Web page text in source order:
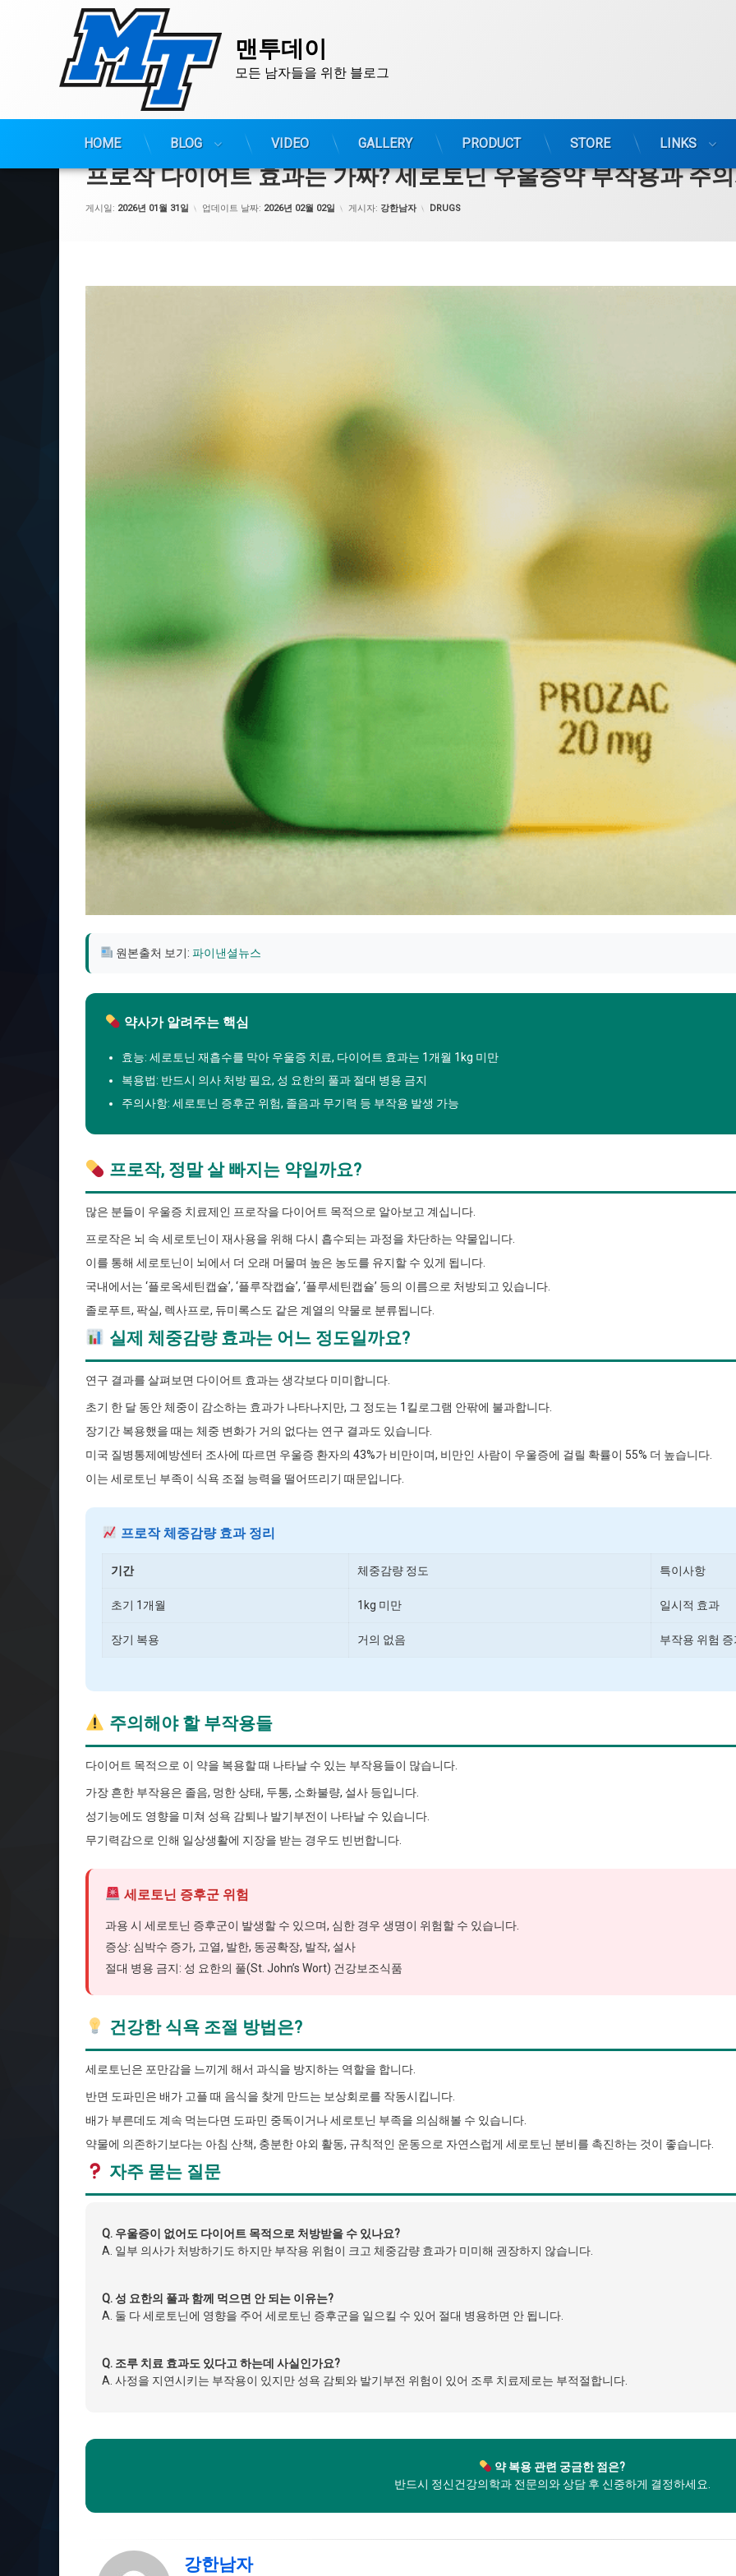
맨투데이
모든 남자들을 위한 블로그
HOME BLOG VIDEO GALLERY PRODUCT STORE LINKS
프로작 다이어트 효과는 가짜? 세로토닌 우울증약 부작용과 주
게시일: 2026년 01월 31일 업데이트 날짜: 2026년 02월 02일 게시자: 강한남자 카테고리:
DRUGS
원본출처 보기: 파이낸셜뉴스
약사가 알려주는 핵심
효능: 세로토닌 재흡수를 막아 우울증 치료, 다이어트 효과는 1개월 1kg 미만
복용법: 반드시 의사 처방 필요, 성 요한의 풀과 절대 병용 금지
주의사항: 세로토닌 증후군 위험, 졸음과 무기력 등 부작용 발생 가능
프로작, 정말 살 빠지는 약일까요?
많은 분들이 우울증 치료제인 프로작을 다이어트 목적으로 알아보고 계십니다.
프로작은 뇌 속 세로토닌이 재사용을 위해 다시 흡수되는 과정을 차단하는 약물입니다.
이를 통해 세로토닌이 뇌에서 더 오래 머물며 높은 농도를 유지할 수 있게 됩니다.
국내에서는 ‘플로옥세틴캡슐’, ‘플루작캡슐’, ‘플루세틴캡슐’ 등의 이름으로 처방되고 있습니다.
졸로푸트, 팍실, 렉사프로, 듀미록스도 같은 계열의 약물로 분류됩니다.
실제 체중감량 효과는 어느 정도일까요?
연구 결과를 살펴보면 다이어트 효과는 생각보다 미미합니다.
초기 한 달 동안 체중이 감소하는 효과가 나타나지만, 그 정도는 1킬로그램 안팎에 불과합니다.
장기간 복용했을 때는 체중 변화가 거의 없다는 연구 결과도 있습니다.
미국 질병통제예방센터 조사에 따르면 우울증 환자의 43%가 비만이며, 비만인 사람이 우울증에 걸릴 확률이 55% 더 높습니다.
이는 세로토닌 부족이 식욕 조절 능력을 떨어뜨리기 때문입니다.
프로작 체중감량 효과 정리
기간 체중감량 정도 특이사항
초기 1개월 1kg 미만 일시적 효과
장기 복용 거의 없음 부작용 위험 증
주의해야 할 부작용들
다이어트 목적으로 이 약을 복용할 때 나타날 수 있는 부작용들이 많습니다.
가장 흔한 부작용은 졸음, 멍한 상태, 두통, 소화불량, 설사 등입니다.
성기능에도 영향을 미쳐 성욕 감퇴나 발기부전이 나타날 수 있습니다.
무기력감으로 인해 일상생활에 지장을 받는 경우도 빈번합니다.
세로토닌 증후군 위험
과용 시 세로토닌 증후군이 발생할 수 있으며, 심한 경우 생명이 위험할 수 있습니다.
증상: 심박수 증가, 고열, 발한, 동공확장, 발작, 설사
절대 병용 금지: 성 요한의 풀(St. John’s Wort) 건강보조식품
건강한 식욕 조절 방법은?
세로토닌은 포만감을 느끼게 해서 과식을 방지하는 역할을 합니다.
반면 도파민은 배가 고플 때 음식을 찾게 만드는 보상회로를 작동시킵니다.
배가 부른데도 계속 먹는다면 도파민 중독이거나 세로토닌 부족을 의심해볼 수 있습니다.
약물에 의존하기보다는 아침 산책, 충분한 야외 활동, 규칙적인 운동으로 자연스럽게 세로토닌 분비를 촉진하는 것이 좋습니다.
자주 묻는 질문
Q. 우울증이 없어도 다이어트 목적으로 처방받을 수 있나요?
A. 일부 의사가 처방하기도 하지만 부작용 위험이 크고 체중감량 효과가 미미해 권장하지 않습니다.
Q. 성 요한의 풀과 함께 먹으면 안 되는 이유는?
A. 둘 다 세로토닌에 영향을 주어 세로토닌 증후군을 일으킬 수 있어 절대 병용하면 안 됩니다.
Q. 조루 치료 효과도 있다고 하는데 사실인가요?
A. 사정을 지연시키는 부작용이 있지만 성욕 감퇴와 발기부전 위험이 있어 조루 치료제로는 부적절합니다.
약 복용 관련 궁금한 점은?
반드시 정신건강의학과 전문의와 상담 후 신중하게 결정하세요.
강한남자